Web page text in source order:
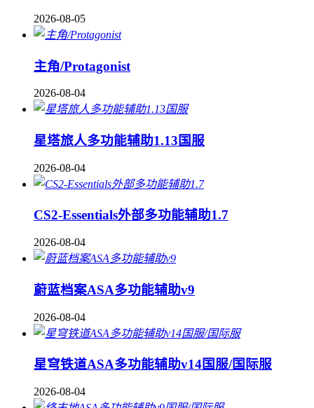
2026-08-05
主角/Protagonist
2026-08-04
星塔旅人多功能辅助1.13国服
2026-08-04
CS2-Essentials外部多功能辅助1.7
2026-08-04
蔚蓝档案ASA多功能辅助v9
2026-08-04
星穹铁道ASA多功能辅助v14国服/国际服
2026-08-04